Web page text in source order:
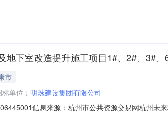
50，投标文件递交时间：2023/05/23；投标人名
地下室改造提升施工项目1#、2#、3#、
市
单位： 明珠建设集团有限公司
信息来源：杭州市公共资源交易网杭州